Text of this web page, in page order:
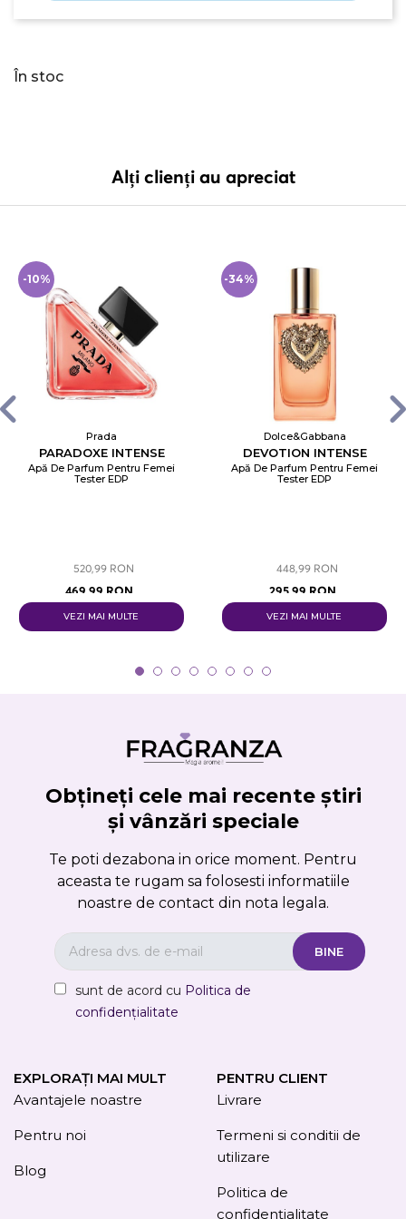
În stoc
Alți clienți au apreciat
-10%
Prada
PARADOXE INTENSE
Apă De Parfum Pentru Femei
Tester EDP
520,99 RON
469,99 RON
VEZI MAI MULTE
-34%
Dolce&Gabbana
DEVOTION INTENSE
Apă De Parfum Pentru Femei
Tester EDP
448,99 RON
295,99 RON
VEZI MAI MULTE
Obțineți cele mai recente știri
și vânzări speciale
Te poti dezabona in orice moment. Pentru
aceasta te rugam sa folosesti informatiile
noastre de contact din nota legala.
sunt de acord cu Politica de
confidențialitate
EXPLORAȚI MAI MULT
Avantajele noastre
Pentru noi
Blog
PENTRU CLIENT
Livrare
Termeni si conditii de
utilizare
Politica de
confidențialitate